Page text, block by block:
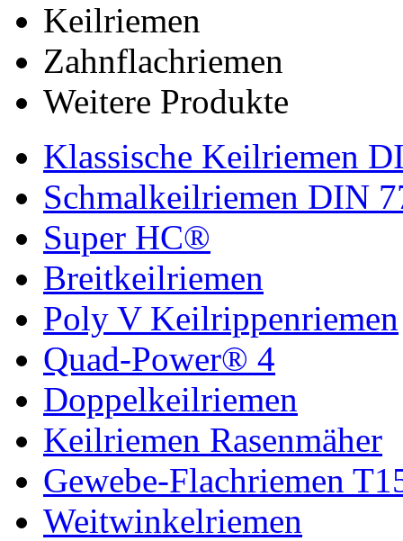
Keilriemen
Zahnflachriemen
Weitere Produkte
Klassische Keilriemen
Schmalkeilriemen DIN
Super HC®
Breitkeilriemen
Poly V Keilrippenriemen
Quad-Power® 4
Doppelkeilriemen
Keilriemen Rasenmäher
Gewebe-Flachriemen
Weitwinkelriemen